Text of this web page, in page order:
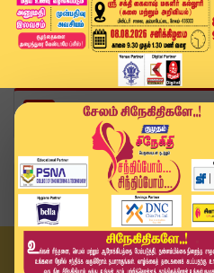
Home
அரசியல்
ஆவின் நெய், பன்னீர் விலை 5-